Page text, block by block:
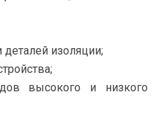
изоляции;
высокого и низкого